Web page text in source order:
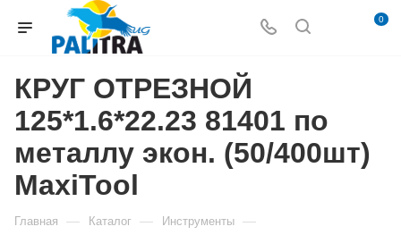
0
КРУГ ОТРЕЗНОЙ
125*1.6*22.23 81401 по
металлу экон. (50/400шт)
MaxiTool
Главная — Каталог — Инструменты —